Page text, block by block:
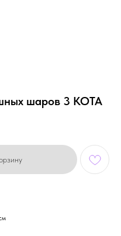
шаров 3 КОТА